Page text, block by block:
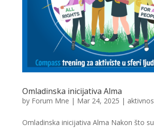
Omladinska inicijativa Alma
by Forum Mne | Mar 24, 2025 |
Omladinska inicijativa Alma Nakon što